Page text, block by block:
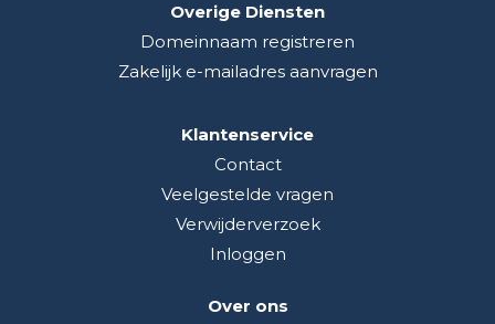
Overige Diensten
Domeinnaam registreren
Zakelijk e-mailadres aanvragen
Klantenservice
Contact
Veelgestelde vragen
Verwijderverzoek
Inloggen
Over ons